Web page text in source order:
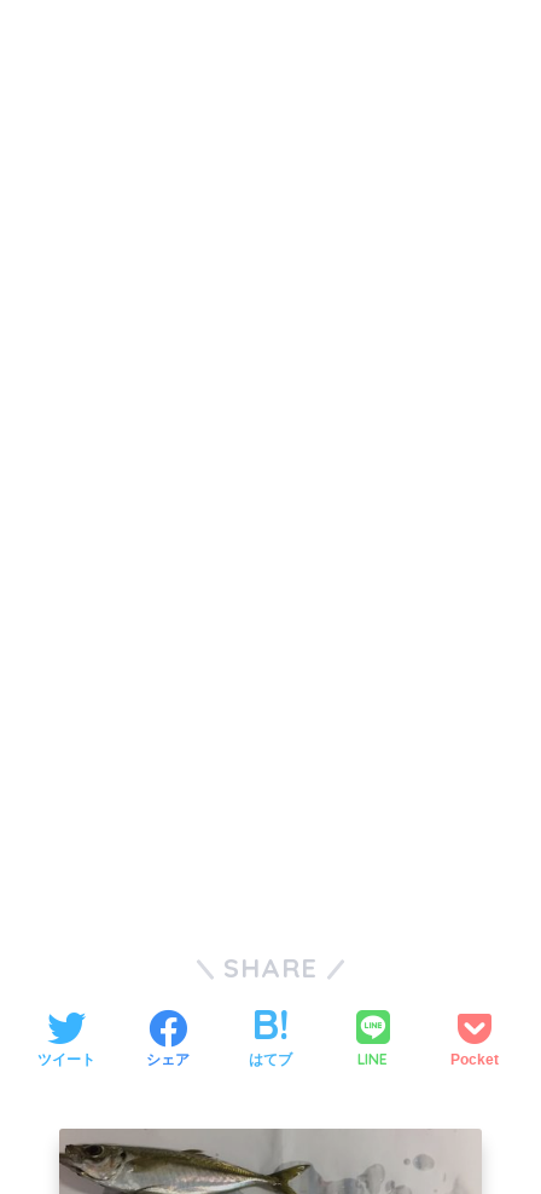
SHARE
ツイート シェア はてブ LINE Pocket